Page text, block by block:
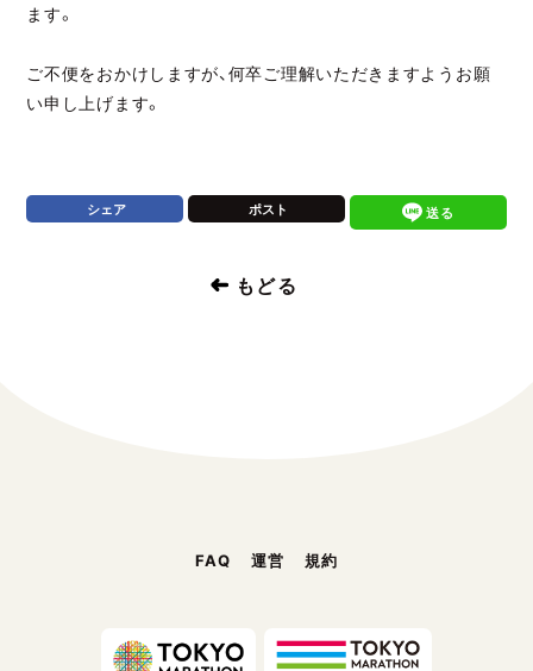
JP EN
ます。
ご不便をおかけしますが、何卒ご理解いただきますようお願
い申し上げます。
シェア ポスト 送る
もどる
FAQ 運営 規約